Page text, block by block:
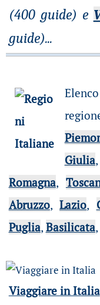
(400 guide) e
guide)...
Giulia
Romagna,
Abruzzo,Lazio,
Puglia, Basilicata,
Viaggiare in Italia